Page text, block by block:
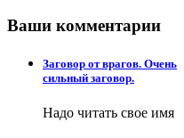
Ваши комментарии
Заговор от врагов. Очень
сильный заговор.
Надо читать свое имя